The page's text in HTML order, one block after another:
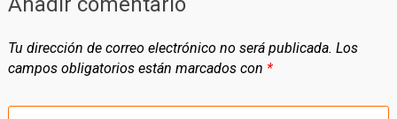
Tu dirección de correo electrónico no será publicada. Los
campos obligatorios están marcados con *